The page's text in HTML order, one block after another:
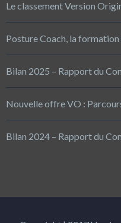
Le classement Version
Posture Coach, la
Bilan 2025 – Rapport du
Nouvelle offre VO :
Bilan 2024 – Rapport du